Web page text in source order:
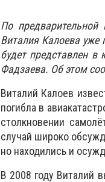
По предварительной
Виталия Калоева уже
будет представлен в
Фадзаева. Об этом
Виталий Калоев
погибла в
столкновении
случай широко
но находились и
В 2008 году Виталий